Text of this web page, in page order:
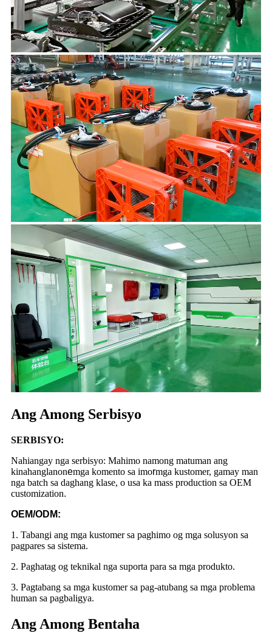
Ang Among Serbisyo
SERBISYO:
Nahiangay nga serbisyo: Mahimo namong matuman ang
kinahanglanonemga komento sa imormga kustomer, gamay man
nga batch sa daghang klase, o usa ka mass production sa OEM
customization.
OEM/ODM:
1. Tabangi ang mga kustomer sa paghimo og mga solusyon sa
pagpares sa sistema.
2. Paghatag og teknikal nga suporta para sa mga produkto.
3. Pagtabang sa mga kustomer sa pag-atubang sa mga problema
human sa pagbaligya.
Ang Among Bentaha